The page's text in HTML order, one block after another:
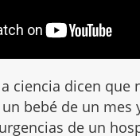
ciencia dicen que
bebé de un mes
de un